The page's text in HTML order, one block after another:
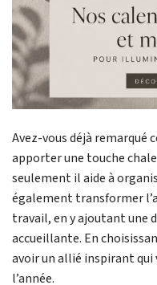
Avez-vous déjà
apporter une touche
seulement il aide à
également transformer
travail, en y ajoutant une
accueillante. En
avoir un allié inspirant qui
l’année.